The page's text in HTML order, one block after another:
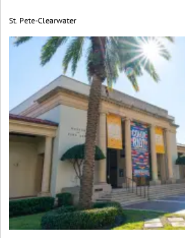
St. Pete-Clearwater